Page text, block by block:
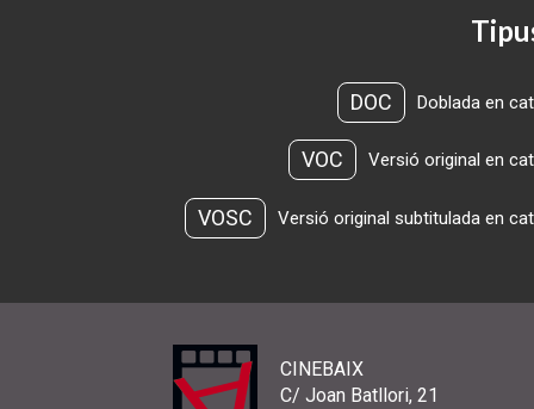
DOC Doblada en
VOC Versió original en
VOSC Versió original subtitulada en
CINEBAIX
C/ Joan Batllori, 21